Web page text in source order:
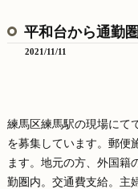
平和台から通勤
2021/11/11
練馬区練馬駅の現場にて
を募集しています。郵便
ます。地元の方、外国籍
勤圏内。交通費支給。主